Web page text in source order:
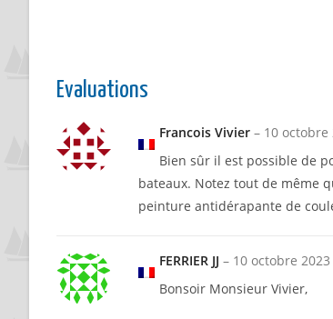
Evaluations
Francois Vivier – 10 octobre
Bien sûr il est possible de
bateaux. Notez tout de même
peinture antidérapante de
FERRIER JJ – 10 octobre 2023
Bonsoir Monsieur Vivier,